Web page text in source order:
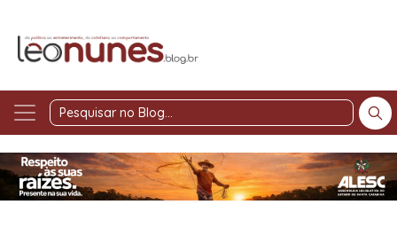
Pesquisar
Blog